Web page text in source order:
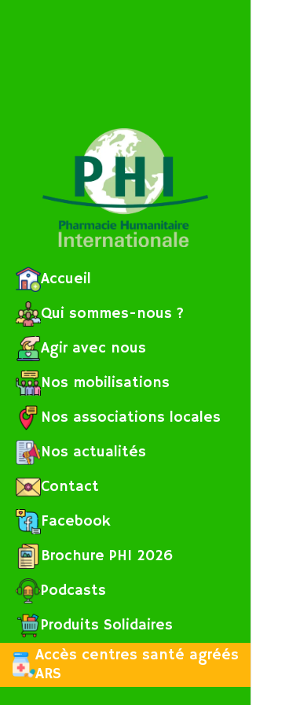
Accueil
Qui sommes-nous ?
Agir avec nous
Nos mobilisations
Nos associations locales
Nos actualités
Contact
Facebook
Brochure PHI 2026
Podcasts
Produits Solidaires
Accès centres santé agréés
ARS